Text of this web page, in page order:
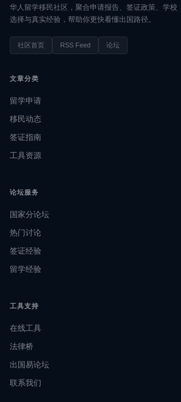
华人留学移民社区，聚合申请报告、签证政策、学校
选择与真实经验，帮助你更快看懂出国路径。
社区首页 RSS Feed 论坛
文章分类
留学申请
移民动态
签证指南
工具资源
论坛服务
国家分论坛
热门讨论
签证经验
留学经验
工具支持
在线工具
法律桥
出国易论坛
联系我们